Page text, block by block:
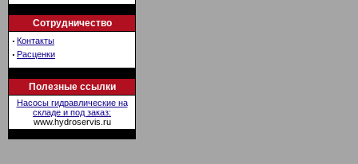
Сотрудничество
· Контакты
· Расценки
Полезные ссылки
Насосы гидравлические на
складе и под заказ:
www.hydroservis.ru